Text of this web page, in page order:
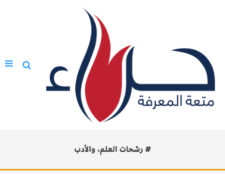
# رشحات العلم، والأدب